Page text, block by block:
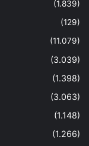
(1.839)
(129)
(11.079)
(3.039)
(1.398)
(3.063)
(1.148)
(1.266)